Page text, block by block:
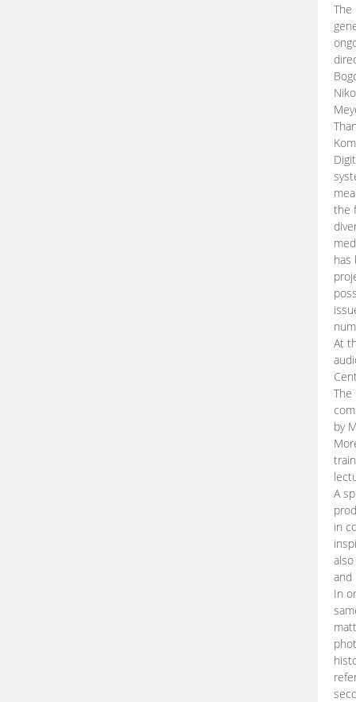
The
the
has
At
The
by
A
in
and
In